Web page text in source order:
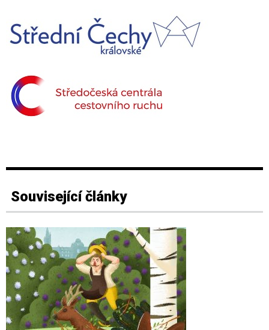
Související články